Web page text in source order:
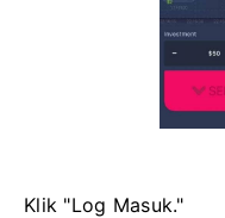
Klik "Log Masuk."